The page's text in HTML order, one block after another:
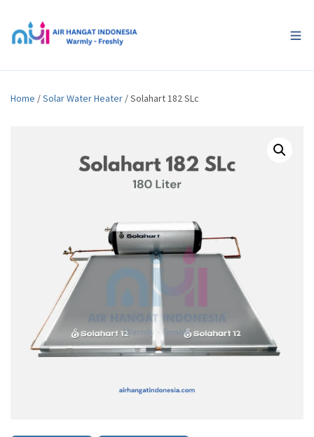
Home /Solar Water Heater / Solahart 182 SLc